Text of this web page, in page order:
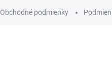
Obchodné podmienky